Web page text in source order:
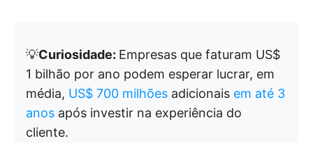
💡Curiosidade: Empresas que faturam US$
1 bilhão por ano podem esperar lucrar, em
média, US$ 700 milhões adicionais em até 3
anos após investir na experiência do
cliente.